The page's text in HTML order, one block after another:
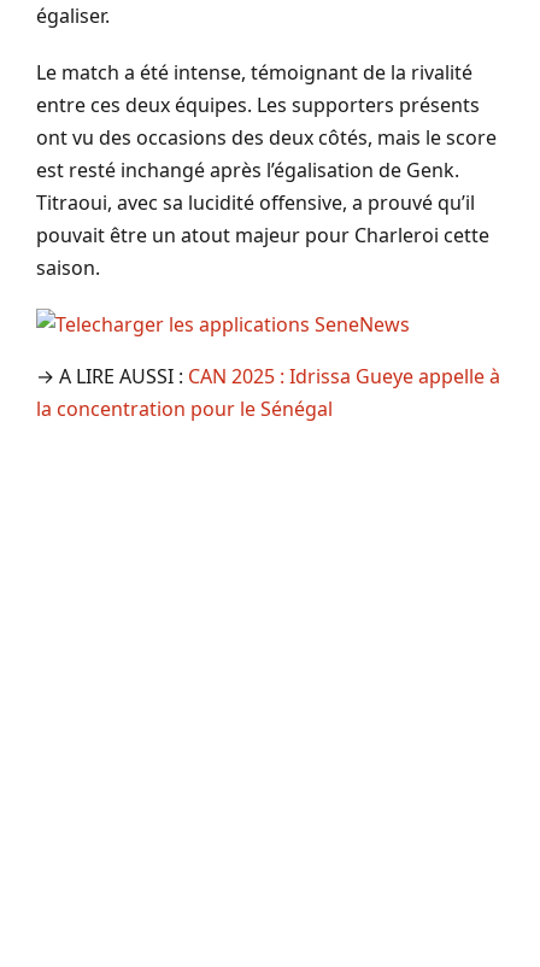
égaliser.
Le match a été intense, témoignant de la rivalité
entre ces deux équipes. Les supporters présents
ont vu des occasions des deux côtés, mais le score
est resté inchangé après l’égalisation de Genk.
Titraoui, avec sa lucidité offensive, a prouvé qu’il
pouvait être un atout majeur pour Charleroi cette
saison.
→ A LIRE AUSSI : CAN 2025 : Idrissa Gueye appelle à
la concentration pour le Sénégal